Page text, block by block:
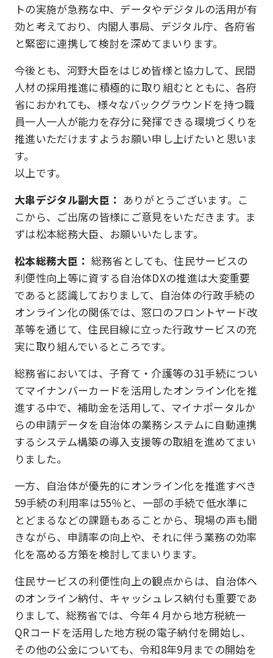
トの実施が急務な中、データやデジタルの活用が有
効と考えており、内閣人事局、デジタル庁、各府省
と緊密に連携して検討を深めてまいります。
今後とも、河野大臣をはじめ皆様と協力して、民間
人材の採用推進に積極的に取り組むとともに、各府
省におかれても、様々なバックグラウンドを持つ職
員一人一人が能力を存分に発揮できる環境づくりを
推進いただけますようお願い申し上げたいと思いま
す。
以上です。
大串デジタル副大臣： ありがとうございます。こ
こから、ご出席の皆様にご意見をいただきます。ま
ずは松本総務大臣、お願いいたします。
松本総務大臣： 総務省としても、住民サービスの
利便性向上等に資する自治体DXの推進は大変重要
であると認識しておりまして、自治体の行政手続の
オンライン化の関係では、窓口のフロントヤード改
革等を通じて、住民目線に立った行政サービスの充
実に取り組んでいるところです。
総務省においては、子育て・介護等の31手続につい
てマイナンバーカードを活用したオンライン化を推
進する中で、補助金を活用して、マイナポータルか
らの申請データを自治体の業務システムに自動連携
するシステム構築の導入支援等の取組を進めてまい
りました。
一方、自治体が優先的にオンライン化を推進すべき
59手続の利用率は55％と、一部の手続で低水準に
とどまるなどの課題もあることから、現場の声も聞
きながら、申請率の向上や、それに伴う業務の効率
化を高める方策を検討してまいります。
住民サービスの利便性向上の観点からは、自治体へ
のオンライン納付、キャッシュレス納付も重要であ
りまして、総務省では、今年４月から地方税統一
QRコードを活用した地方税の電子納付を開始し、
その他の公金についても、令和8年9月までの開始を